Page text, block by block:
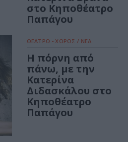
στο Κηποθέατρο
Παπάγου
ΘΕΑΤΡΟ - ΧΟΡΟΣ / ΝΕΑ
Η πόρνη από
πάνω, με την
Κατερίνα
Διδασκάλου στο
Κηποθέατρο
Παπάγου